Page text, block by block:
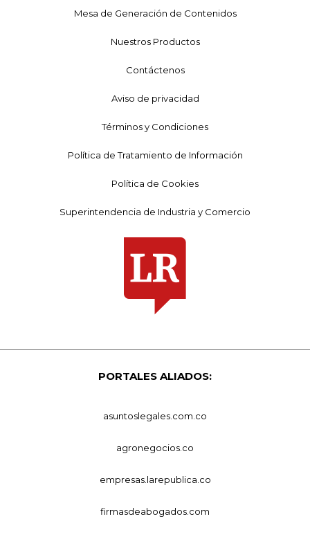
Mesa de Generación de Contenidos
Nuestros Productos
Contáctenos
Aviso de privacidad
Términos y Condiciones
Política de Tratamiento de Información
Política de Cookies
Superintendencia de Industria y Comercio
PORTALES ALIADOS:
asuntoslegales.com.co
agronegocios.co
empresas.larepublica.co
firmasdeabogados.com